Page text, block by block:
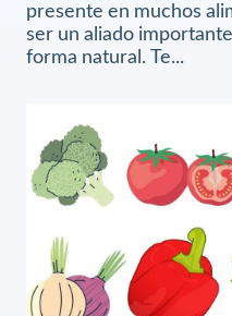
presente en muchos
ser un aliado
forma natural. Te...